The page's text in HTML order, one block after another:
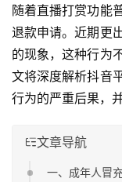
随着直播打赏功能
退款申请。近期更
的现象，这种行为
文将深度解析抖音
行为的严重后果，
文章导航
一、成年人冒